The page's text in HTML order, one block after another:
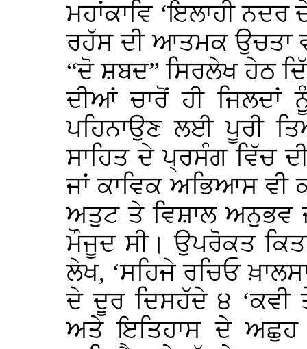
ਮਹਾਂਕਾਵਿ ‘ਇਲਾਹੀ
ਰਹੱਸ ਦੀ ਆਤਮਕ ਉਚਤਾ
“ਦੋ ਸ਼ਬਦ” ਸਿਰਲੇਖ ਹੇਠ
ਦੀਆਂ ਚਾਰੋਂ ਹੀ ਜਿਲਦਾਂ
ਪਹਿਨਾਉਣ ਲਈ ਪੂਰੀ
ਸਾਹਿਤ ਦੇ ਪ੍ਰਸੰਗ ਵਿੱਚ
ਜਾਂ ਕਾਵਿਕ ਅਭਿਆਸ ਵੀ
ਅਤੁਟ ਤੇ ਵਿਸ਼ਾਲ ਅਨੁਭਵ
ਮੌਜੂਦ ਸੀ। ਉਪਰੋਕਤ
ਲੇਖ, ‘ਸਹਿਜੇ ਰਚਿਓ
ਦੇ ਦੂਰ ਦਿਸਹੱਦੇ ੪ ‘ਕਵੀ
ਅਤੇ ਇਤਿਹਾਸ ਦੇ